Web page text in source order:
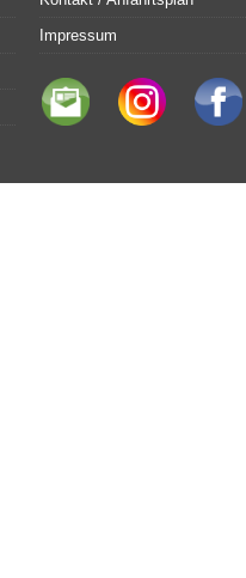
Impressum